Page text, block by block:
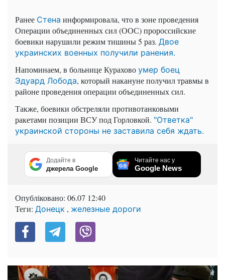
Ранее Стена информировала, что в зоне проведения
Операции объединенных сил (ООС) пророссийские
боевики нарушили режим тишины 5 раз. Двое
украинских военных получили ранения.
Напоминаем, в больнице Курахово умер боец
Эдуард Лобода, который накануне получил травмы в
районе проведения операции объединенных сил.
Также, боевики обстреляли противотанковыми
ракетами позиции ВСУ под Горловкой. "Ответка"
украинской стороны не заставила себя ждать.
Додайте в
джерела Google
Читайте нас у
Google News
Опубліковано: 06.07 12:40
Теги: Донецк , железные дороги